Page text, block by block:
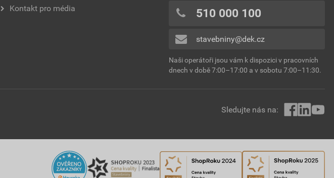
Kontakt pro média
510 000 100
stavebniny@dek.cz
Naši operátoři jsou vám k dispozici v pracovních
dnech v době 7:00–17:00 a v sobotu 7:00–11:30.
Sledujte nás na: